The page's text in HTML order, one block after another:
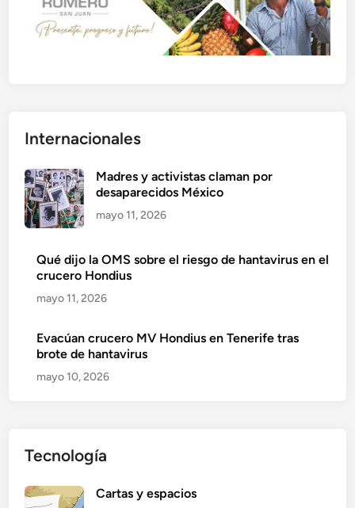
Internacionales
Madres y activistas claman por
desaparecidos México
mayo 11, 2026
Qué dijo la OMS sobre el riesgo de hantavirus en el
crucero Hondius
mayo 11, 2026
Evacúan crucero MV Hondius en Tenerife tras
brote de hantavirus
mayo 10, 2026
Tecnología
Cartas y espacios